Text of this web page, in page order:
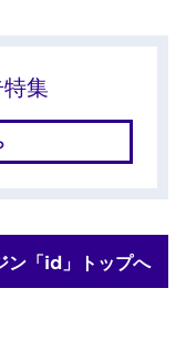
集
ン「id」トップへ